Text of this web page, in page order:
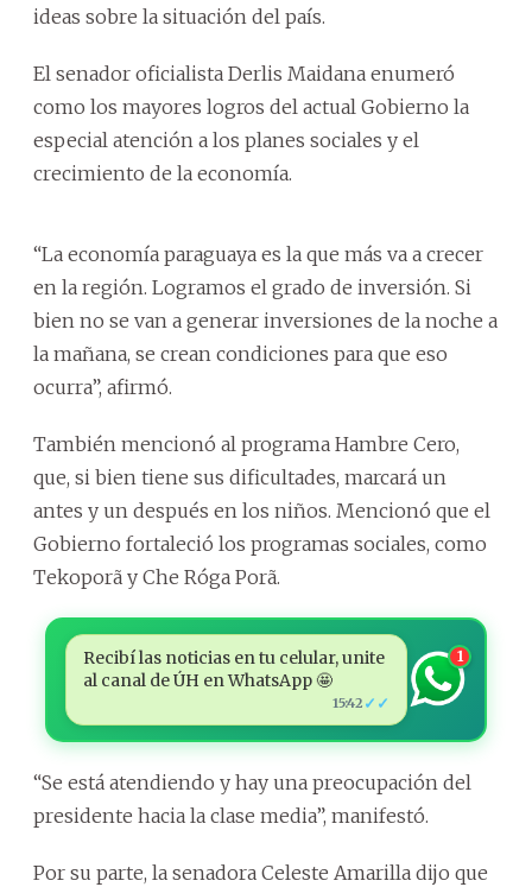
ideas sobre la situación del país.
El senador oficialista Derlis Maidana enumeró
como los mayores logros del actual Gobierno la
especial atención a los planes sociales y el
crecimiento de la economía.
“La economía paraguaya es la que más va a crecer
en la región. Logramos el grado de inversión. Si
bien no se van a generar inversiones de la noche a
la mañana, se crean condiciones para que eso
ocurra”, afirmó.
También mencionó al programa Hambre Cero,
que, si bien tiene sus dificultades, marcará un
antes y un después en los niños. Mencionó que el
Gobierno fortaleció los programas sociales, como
Tekoporã y Che Róga Porã.
Recibí las noticias en tu celular, unite
al canal de ÚH en WhatsApp 🤩
15:42 ✓✓
1
“Se está atendiendo y hay una preocupación del
presidente hacia la clase media”, manifestó.
Por su parte, la senadora Celeste Amarilla dijo que